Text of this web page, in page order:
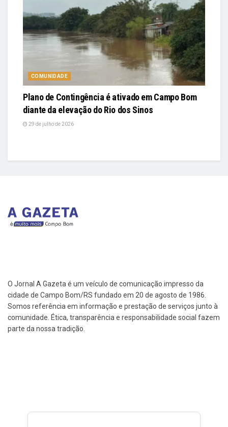
COMUNIDADE
Plano de Contingência é ativado em Campo Bom
diante da elevação do Rio dos Sinos
29 de julho de 2026
O Jornal A Gazeta é um veículo de comunicação impresso da
cidade de Campo Bom/RS fundado em 20 de agosto de 1986.
Somos referência em informação e prestação de serviços junto à
comunidade. Ética, transparência e responsabilidade social fazem
parte da nossa tradição.